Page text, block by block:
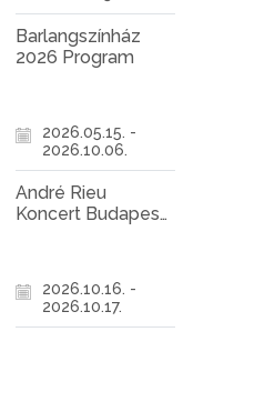
Barlangszínház
2026 Program
2026.05.15. -
2026.10.06.
André Rieu
Koncert Budapest
2026.10.16. -
2026.10.17.